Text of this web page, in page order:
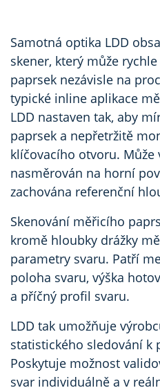
Samotná optika LDD
skener, který může
paprsek nezávisle na
typické inline aplikace
LDD nastaven tak, aby
paprsek a nepřetržitě
klíčovacího otvoru. Může
nasměrován na horní
zachována referenční
Skenování měřicího
kromě hloubky drážky
parametry svaru. Patří
poloha svaru, výška
a příčný profil svaru.
LDD tak umožňuje
statistického sledování k
Poskytuje možnost
svar individuálně a v